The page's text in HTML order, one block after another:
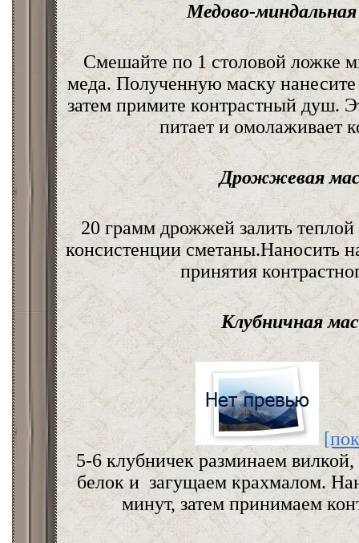
Медово-
Смешайте по 1 столовой ложке
меда. Полученную маску нанесите
затем примите контрастный душ.
питает и омолаживает
Дрожжевая
20 грамм дрожжей залить
консистенции сметаны.Наносить
принятия
Клубничная
5-6 клубничек разминаем
белок и загущаем крахмалом.
минут, затем принимаем